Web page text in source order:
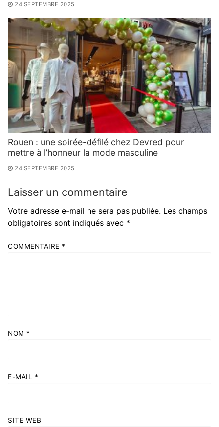
24 SEPTEMBRE 2025
Rouen : une soirée-défilé chez Devred pour
mettre à l’honneur la mode masculine
24 SEPTEMBRE 2025
Laisser un commentaire
Votre adresse e-mail ne sera pas publiée. Les champs
obligatoires sont indiqués avec *
COMMENTAIRE *
NOM *
E-MAIL *
SITE WEB